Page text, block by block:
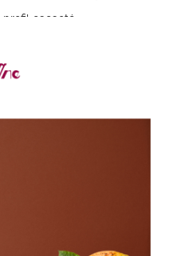
profil cacaoté
de fruits,